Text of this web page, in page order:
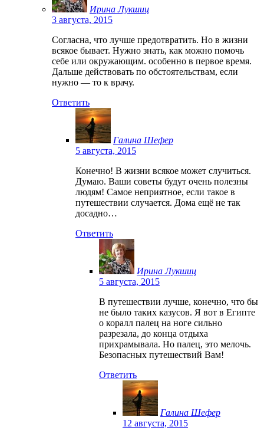
Ирина Лукшиц
3 августа, 2015
Согласна, что лучше предотвратить. Но в жизни
всякое бывает. Нужно знать, как можно помочь
себе или окружающим. особенно в первое время.
Дальше действовать по обстоятельствам, если
нужно — то к врачу.
Ответить
Галина Шефер
5 августа, 2015
Конечно! В жизни всякое может случиться.
Думаю. Ваши советы будут очень полезны
людям! Самое неприятное, если такое в
путешествии случается. Дома ещё не так
досадно…
Ответить
Ирина Лукшиц
5 августа, 2015
В путешествии лучше, конечно, что бы
не было таких казусов. Я вот в Египте
о коралл палец на ноге сильно
разрезала, до конца отдыха
прихрамывала. Но палец, это мелочь.
Безопасных путешествий Вам!
Ответить
Галина Шефер
12 августа, 2015